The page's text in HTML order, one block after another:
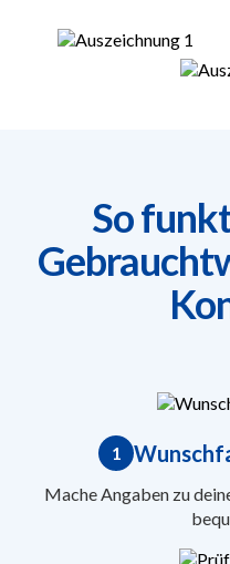
So
1
Mache Angaben zu